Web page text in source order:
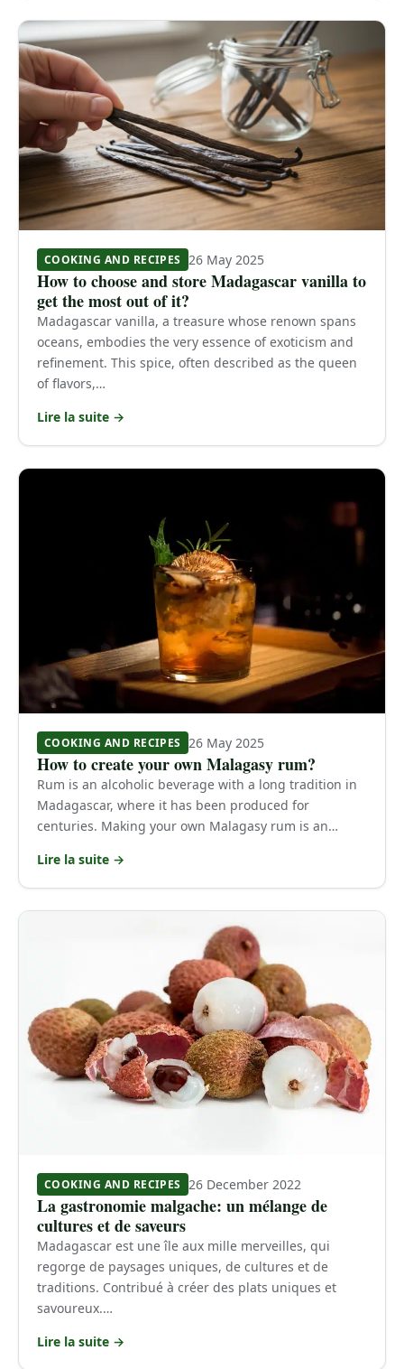
COOKING AND RECIPES 26 May 2025
How to choose and store Madagascar vanilla to
get the most out of it?
Madagascar vanilla, a treasure whose renown spans
oceans, embodies the very essence of exoticism and
refinement. This spice, often described as the queen
of flavors,…
Lire la suite →
COOKING AND RECIPES 26 May 2025
How to create your own Malagasy rum?
Rum is an alcoholic beverage with a long tradition in
Madagascar, where it has been produced for
centuries. Making your own Malagasy rum is an…
Lire la suite →
COOKING AND RECIPES 26 December 2022
La gastronomie malgache: un mélange de
cultures et de saveurs
Madagascar est une île aux mille merveilles, qui
regorge de paysages uniques, de cultures et de
traditions. Contribué à créer des plats uniques et
savoureux.…
Lire la suite →